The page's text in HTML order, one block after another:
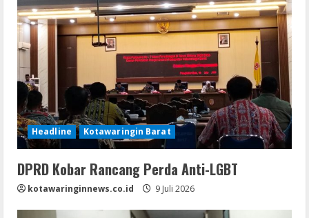
Headline Kotawaringin Barat
DPRD Kobar Rancang Perda Anti-LGBT
kotawaringinnews.co.id 9 Juli 2026